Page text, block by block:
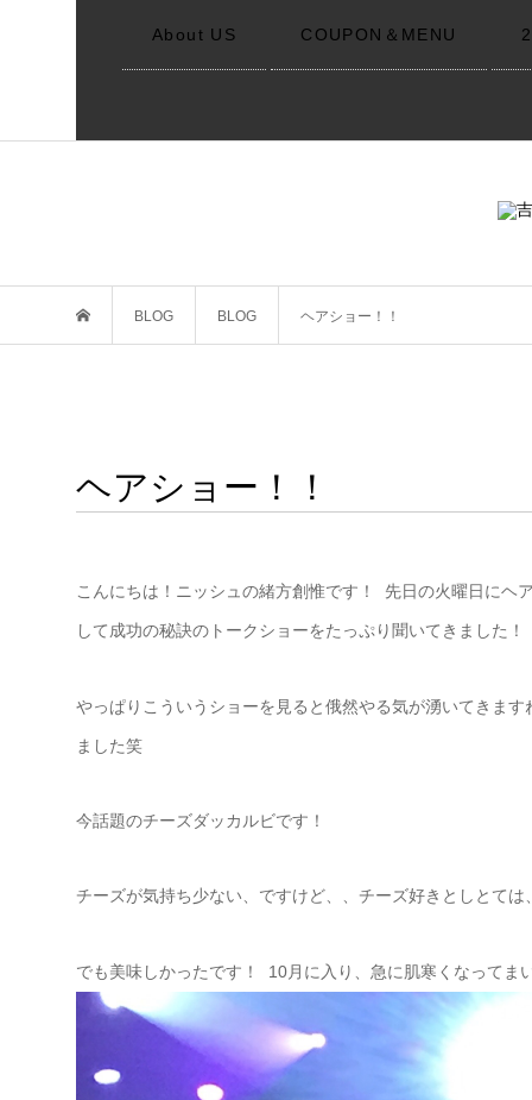
About US COUPON＆MENU
BLOG BLOG ヘアショー！！
ヘアショー！！
こんにちは！ニッシュの緒方創惟です！ 先日の火曜日にヘ
して成功の秘訣のトークショーをたっぷり聞いてきました！
やっぱりこういうショーを見ると俄然やる気が湧いてきま
ました笑
今話題のチーズダッカルビです！
チーズが気持ち少ない、ですけど、、チーズ好きとしとては
でも美味しかったです！ 10月に入り、急に肌寒くなってま